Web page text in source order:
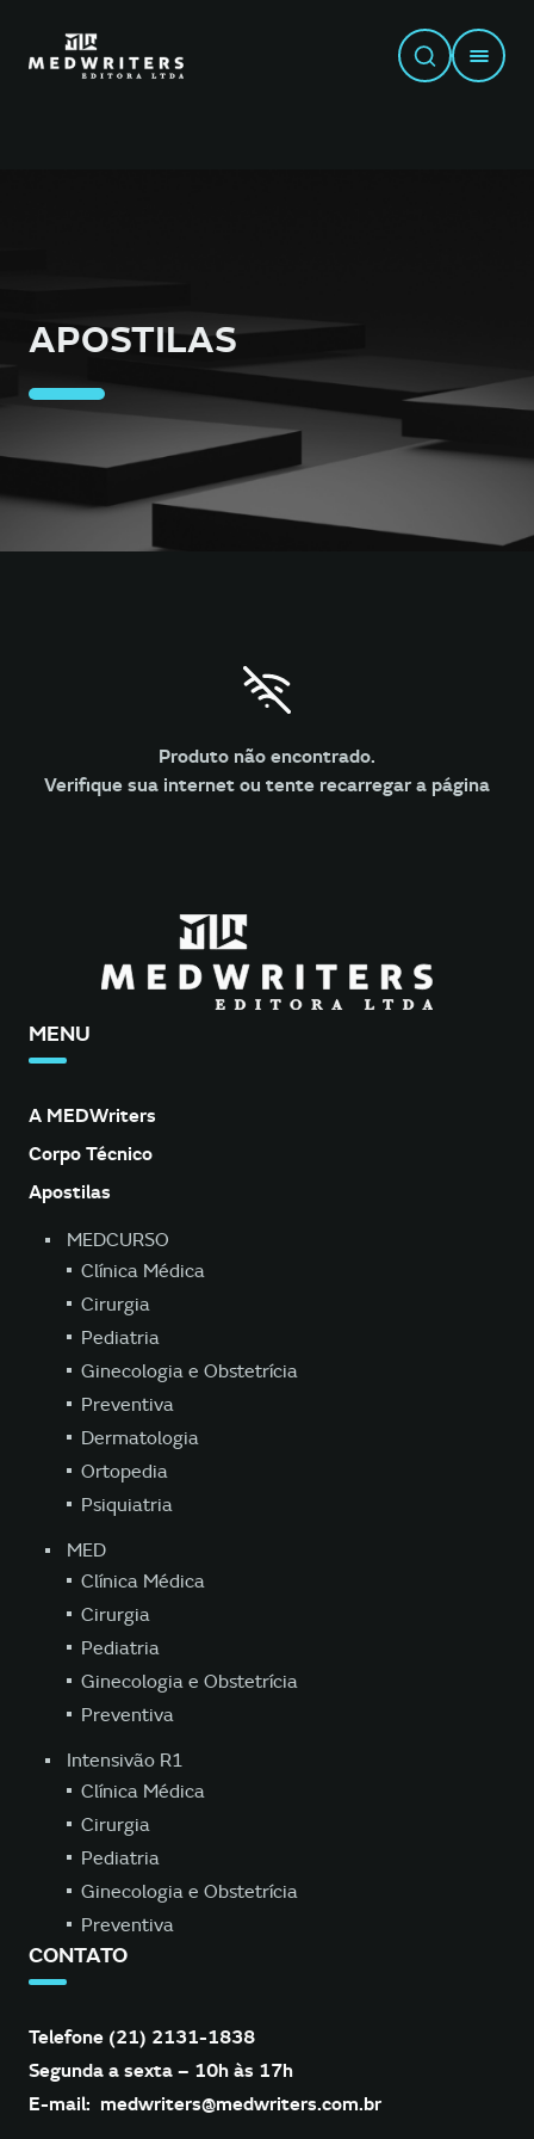
APOSTILAS
Produto não encontrado.
Verifique sua internet ou tente recarregar a página
MENU
A MEDWriters
Corpo Técnico
Apostilas
MEDCURSO
Clínica Médica
Cirurgia
Pediatria
Ginecologia e Obstetrícia
Preventiva
Dermatologia
Ortopedia
Psiquiatria
MED
Clínica Médica
Cirurgia
Pediatria
Ginecologia e Obstetrícia
Preventiva
Intensivão R1
Clínica Médica
Cirurgia
Pediatria
Ginecologia e Obstetrícia
Preventiva
CONTATO
Telefone (21) 2131-1838
Segunda a sexta – 10h às 17h
E-mail: medwriters@medwriters.com.br